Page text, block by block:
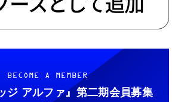
BECOME A MEMBER
ジ アルファ』 第二期会員募集